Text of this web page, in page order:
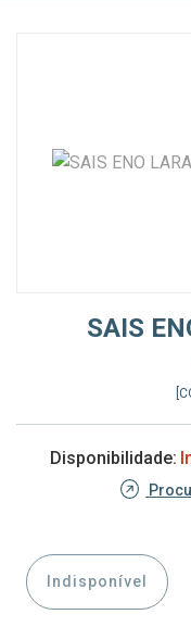
SAIS
Disponibilidade:
Indisponível